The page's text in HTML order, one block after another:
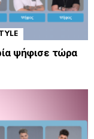
ψήφισε τώρα